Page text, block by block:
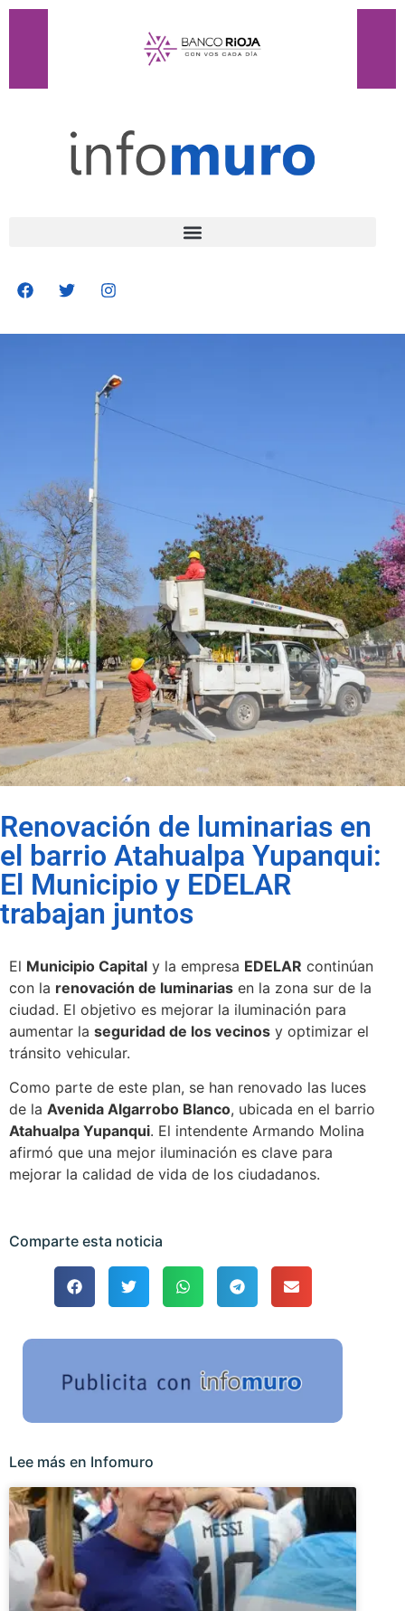
Renovación de luminarias en
el barrio Atahualpa Yupanqui:
El Municipio y EDELAR
trabajan juntos
El Municipio Capital y la empresa EDELAR continúan
con la renovación de luminarias en la zona sur de la
ciudad. El objetivo es mejorar la iluminación para
aumentar la seguridad de los vecinos y optimizar el
tránsito vehicular.
Como parte de este plan, se han renovado las luces
de la Avenida Algarrobo Blanco, ubicada en el barrio
Atahualpa Yupanqui. El intendente Armando Molina
afirmó que una mejor iluminación es clave para
mejorar la calidad de vida de los ciudadanos.
Comparte esta noticia
Lee más en Infomuro